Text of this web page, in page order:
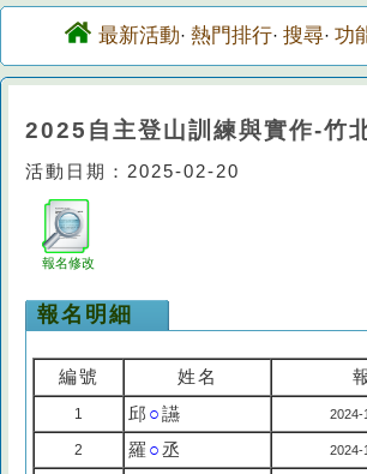
最新活動· 熱門排行· 搜尋· 功
2025自主登山訓練與實作-竹
活動日期：2025-02-20
報名修改
報名明細
編號 姓名
1 邱 ○讌
2 羅 ○丞